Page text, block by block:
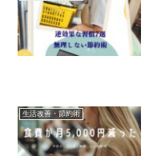
生活改善・節約術